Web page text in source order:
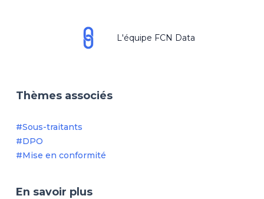
Thèmes associés
#Sous-traitants
#DPO
#Mise en conformité
En savoir plus
L'équipe FCN Data